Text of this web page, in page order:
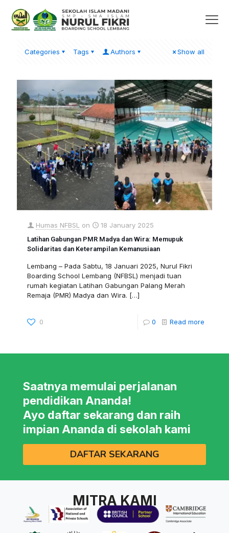
Categories Tags Authors Show all
Humas NFBSL on 18 January 2025
Latihan Gabungan PMR Madya dan Wira: Memupuk
Solidaritas dan Keterampilan Kemanusiaan
Lembang – Pada Sabtu, 18 Januari 2025, Nurul Fikri
Boarding School Lembang (NFBSL) menjadi tuan
rumah kegiatan Latihan Gabungan Palang Merah
Remaja (PMR) Madya dan Wira. […]
0 0 Read more
Saatnya memulai perjalanan
pendidikan Ananda!
Ayo daftar sekarang dan raih
impian Ananda di sekolah kami
DAFTAR SEKARANG
MITRA KAMI